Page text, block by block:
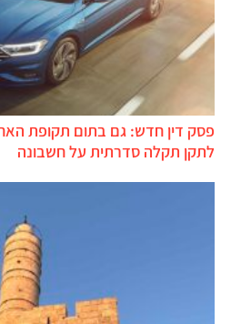
פסק דין חדש: גם בתום תקופת
לתקן תקלה סדרתית על חשבונה